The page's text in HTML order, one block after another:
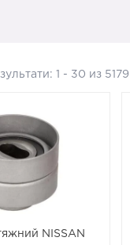
1 - 30 из 5179
NISSAN